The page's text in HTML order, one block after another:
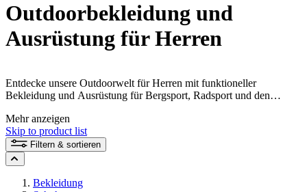
Outdoorbekleidung und
Ausrüstung für Herren
Entdecke unsere Outdoorwelt für Herren mit funktioneller
Bekleidung und Ausrüstung für Bergsport, Radsport und den
Wert auf eine hochwertige Verarbeitung und Materialien, die auf den
jeweiligen Einsatzbereich abgestimmt sind.
Mehr anzeigen
Skip to product list
Filtern & sortieren
Bekleidung